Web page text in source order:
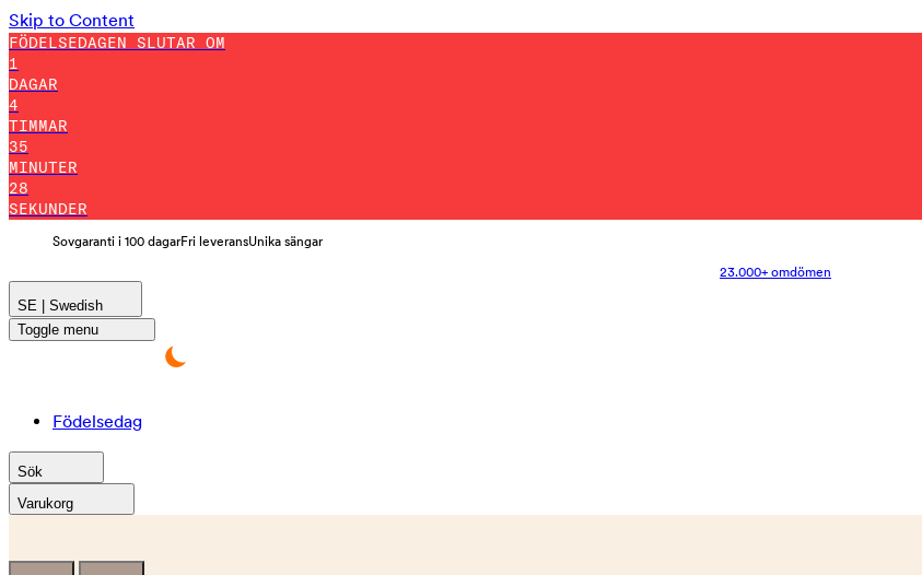
Skip to Content
FÖDELSEDAGEN SLUTAR OM
1
DAGAR
4
TIMMAR
35
MINUTER
26
SEKUNDER
Sovgaranti i 100 dagarFri leveransUnika sängar
23.000+ omdömen
SE | Swedish
Toggle menu
Födelsedag
Sök
Varukorg